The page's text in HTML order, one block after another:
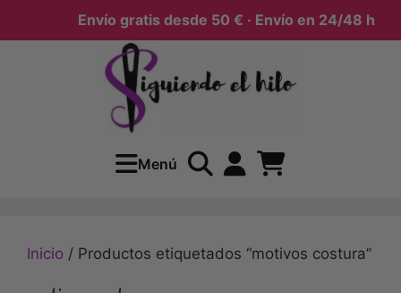
Envío gratis desde 50 € · Envío en 24/48 h
Menú
Inicio / Productos etiquetados “motivos costura”